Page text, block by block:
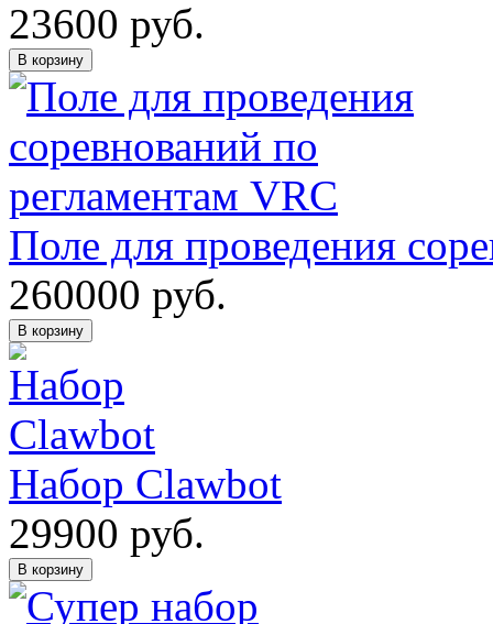
23600 руб.
В корзину
Поле для проведения
260000 руб.
В корзину
Набор Clawbot
29900 руб.
В корзину